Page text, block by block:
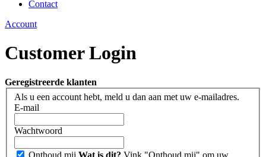
Contact
Account
Customer Login
Geregistreerde klanten
Als u een account hebt, meld u dan aan met uw e-mailadres.
E-mail
Wachtwoord